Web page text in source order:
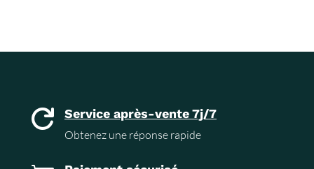
 Service après-vente 7j/7
Obtenez une réponse rapide